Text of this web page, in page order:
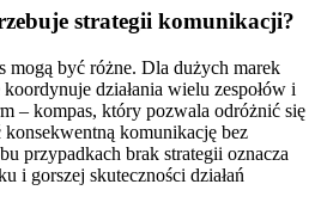
strategii komunikacji?
mogą być różne. Dla dużych marek
działania wielu zespołów i
– kompas, który pozwala odróżnić się
komunikację bez
przypadkach brak strategii oznacza
i gorszej skuteczności działań